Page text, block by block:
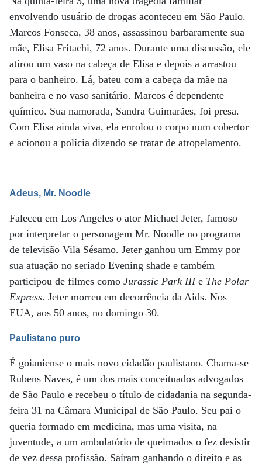
envolvendo usuário de drogas aconteceu em São Paulo.
Marcos Fonseca, 38 anos, assassinou barbaramente sua
mãe, Elisa Fritachi, 72 anos. Durante uma discussão, ele
atirou um vaso na cabeça de Elisa e depois a arrastou
para o banheiro. Lá, bateu com a cabeça da mãe na
banheira e no vaso sanitário. Marcos é dependente
químico. Sua namorada, Sandra Guimarães, foi presa.
Com Elisa ainda viva, ela enrolou o corpo num cobertor
e acionou a polícia dizendo se tratar de atropelamento.
Adeus, Mr. Noodle
Faleceu em Los Angeles o ator Michael Jeter, famoso
por interpretar o personagem Mr. Noodle no programa
de televisão Vila Sésamo. Jeter ganhou um Emmy por
sua atuação no seriado Evening shade e também
participou de filmes como Jurassic Park IIIe The Polar
Express. Jeter morreu em decorrência da Aids. Nos
EUA, aos 50 anos, no domingo 30.
Paulistano puro
É goianiense o mais novo cidadão paulistano. Chama-se
Rubens Naves, é um dos mais conceituados advogados
de São Paulo e recebeu o título de cidadania na segunda-
feira 31 na Câmara Municipal de São Paulo. Seu pai o
queria formado em medicina, mas uma visita, na
juventude, a um ambulatório de queimados o fez desistir
de vez dessa profissão. Saíram ganhando o direito e as